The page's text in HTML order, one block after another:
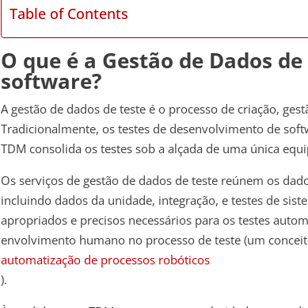
Table of Contents
O que é a Gestão de Dados
software?
A gestão de dados de teste é o processo de criação,
Tradicionalmente, os testes de desenvolvimento de
TDM consolida os testes sob a alçada de uma única
Os serviços de gestão de dados de teste reúnem os
incluindo dados da unidade, integração, e testes de
apropriados e precisos necessários para os testes
envolvimento humano no processo de teste (um
automatização de processos robóticos
).